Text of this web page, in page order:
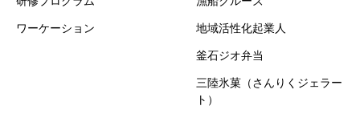
ワーケーション 地域活性化起業人
釜石ジオ弁当
三陸氷菓（さんりくジェラー
ト）